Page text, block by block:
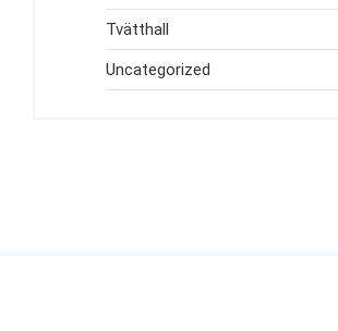
Tvätthall
Uncategorized